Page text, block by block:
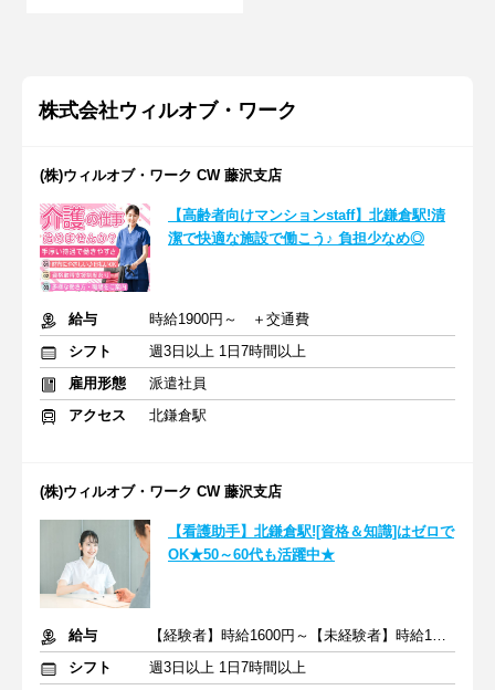
株式会社ウィルオブ・ワーク
(株)ウィルオブ・ワーク CW 藤沢支店
【高齢者向けマンションstaff】北鎌倉駅!清
潔で快適な施設で働こう♪ 負担少なめ◎
給与
時給1900円～ ＋交通費
シフト
週3日以上 1日7時間以上
雇用形態
派遣社員
アクセス
北鎌倉駅
(株)ウィルオブ・ワーク CW 藤沢支店
【看護助手】北鎌倉駅![資格＆知識]はゼロで
OK★50～60代も活躍中★
給与
【経験者】時給1600円～【未経験者】時給1500円～ ＋交通費
シフト
週3日以上 1日7時間以上